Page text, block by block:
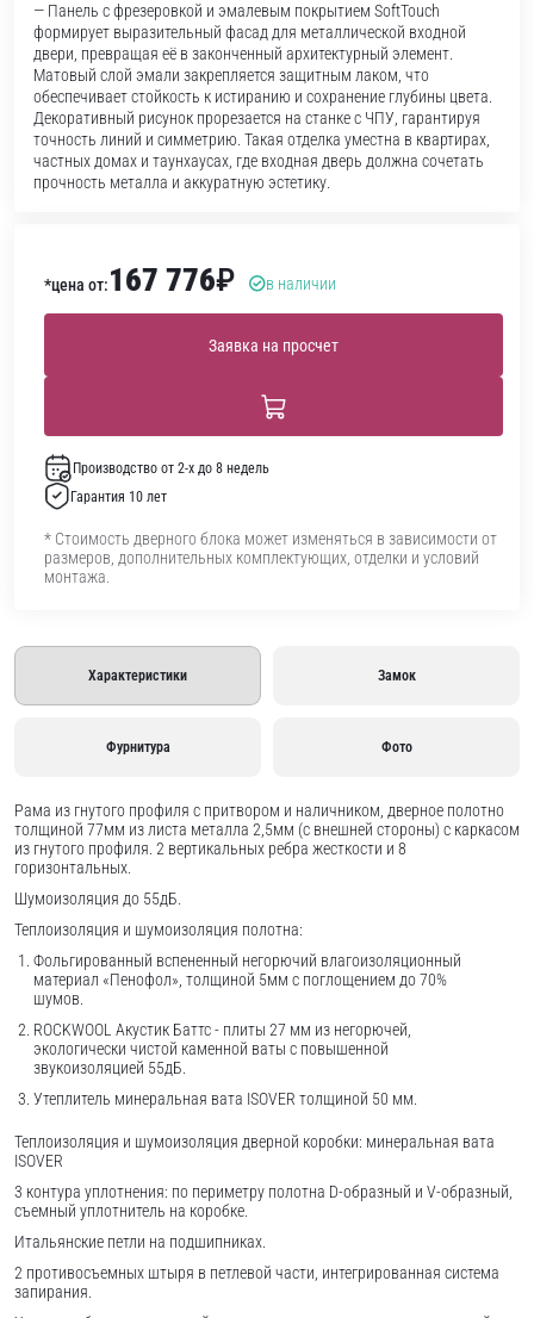
— Панель с фрезеровкой и эмалевым покрытием SoftTouch
формирует выразительный фасад для металлической входной
двери, превращая её в законченный архитектурный элемент.
Матовый слой эмали закрепляется защитным лаком, что
обеспечивает стойкость к истиранию и сохранение глубины цвета.
Декоративный рисунок прорезается на станке с ЧПУ, гарантируя
точность линий и симметрию. Такая отделка уместна в квартирах,
частных домах и таунхаусах, где входная дверь должна сочетать
прочность металла и аккуратную эстетику.
*цена от:167 776₽ в наличии
Заявка на просчет
Производство от 2-х до 8 недель
Гарантия 10 лет
* Стоимость дверного блока может изменяться в зависимости от
размеров, дополнительных комплектующих, отделки и условий
монтажа.
Характеристики Замок
Фурнитура Фото
Рама из гнутого профиля с притвором и наличником, дверное полотно
толщиной 77мм из листа металла 2,5мм (с внешней стороны) c каркасом
из гнутого профиля. 2 вертикальных ребра жесткости и 8
горизонтальных.
Шумоизоляция до 55дБ.
Теплоизоляция и шумоизоляция полотна:
Фольгированный вспененный негорючий влагоизоляционный
материал «Пенофол», толщиной 5мм с поглощением до 70%
шумов.
ROCKWOOL Акустик Баттс - плиты 27 мм из негорючей,
экологически чистой каменной ваты с повышенной
звукоизоляцией 55дБ.
Утеплитель минеральная вата ISOVER толщиной 50 мм.
Теплоизоляция и шумоизоляция дверной коробки: минеральная вата
ISOVER
3 контура уплотнения: по периметру полотна D-образный и V-образный,
съемный уплотнитель на коробке.
Итальянские петли на подшипниках.
2 противосъемных штыря в петлевой части, интегрированная система
запирания.